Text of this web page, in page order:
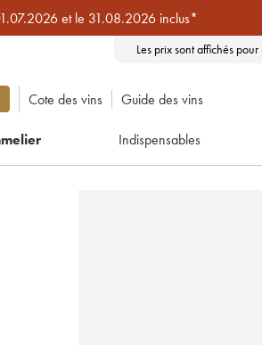
et le 31.08.2026 inclus*
Les prix sont affichés
Cote des vins Guide des vins
Indispensables